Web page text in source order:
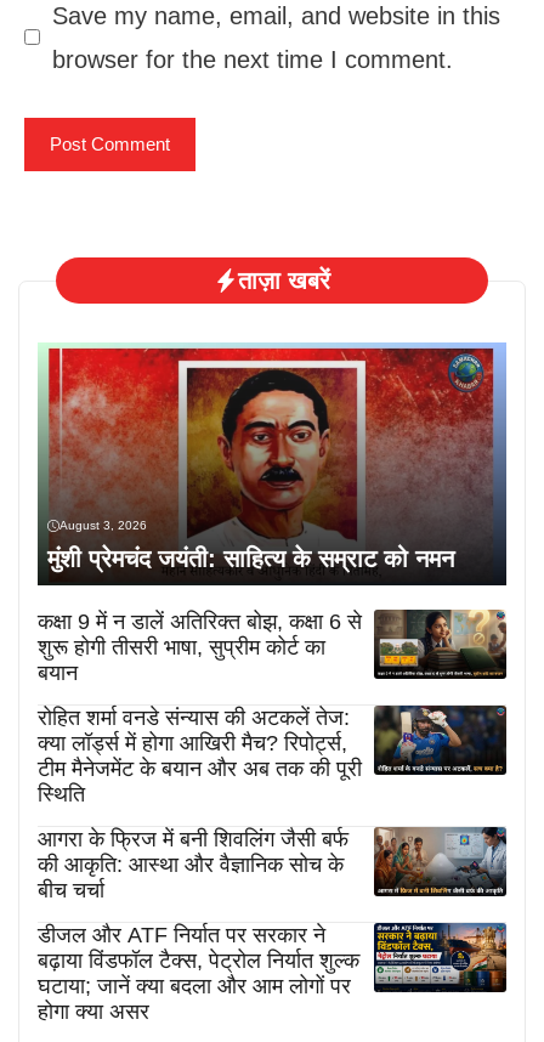
Save my name, email, and website in this
browser for the next time I comment.
ताज़ा खबरें
August 3, 2026
मुंशी प्रेमचंद जयंती: साहित्य के सम्राट को नमन
कक्षा 9 में न डालें अतिरिक्त बोझ, कक्षा 6 से
शुरू होगी तीसरी भाषा, सुप्रीम कोर्ट का
बयान
रोहित शर्मा वनडे संन्यास की अटकलें तेज:
क्या लॉर्ड्स में होगा आखिरी मैच? रिपोर्ट्स,
टीम मैनेजमेंट के बयान और अब तक की पूरी
स्थिति
आगरा के फ्रिज में बनी शिवलिंग जैसी बर्फ
की आकृति: आस्था और वैज्ञानिक सोच के
बीच चर्चा
डीजल और ATF निर्यात पर सरकार ने
बढ़ाया विंडफॉल टैक्स, पेट्रोल निर्यात शुल्क
घटाया; जानें क्या बदला और आम लोगों पर
होगा क्या असर